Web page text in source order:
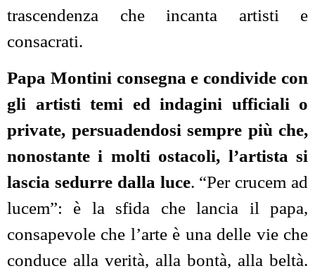
trascendenza che incanta artisti e
consacrati.
Papa Montini consegna e condivide con
gli artisti temi ed indagini ufficiali o
private, persuadendosi sempre più che,
nonostante i molti ostacoli, l’artista si
lascia sedurre dalla luce. “Per crucem ad
lucem”: è la sfida che lancia il papa,
consapevole che l’arte è una delle vie che
conduce alla verità, alla bontà, alla beltà.